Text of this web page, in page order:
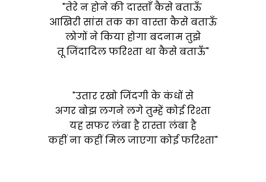
"तेरे न होने की दास्ताँ कैसे बताऊँ
आखिरी सांस तक का वास्ता कैसे बताऊँ
लोगों ने किया होगा बदनाम तुझे
तू जिंदादिल फरिश्ता था कैसे बताऊँ"
"उतार रखो जिंदगी के कंधों से
अगर बोझ लगने लगे तुम्हें कोई रिश्ता
यह सफर लंबा है रास्ता लंबा है
कहीं ना कहीं मिल जाएगा कोई फरिश्ता"